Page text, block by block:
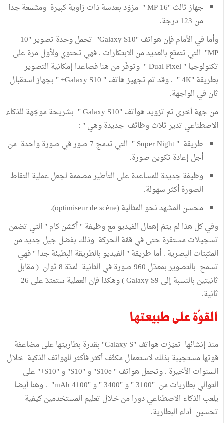
جهاز ثالث "16 MP " مزوّد بعدسة ذات زاوية كبيرة ومتّسعة جدا
من 123 درجة.
وأما في الأمام فإن هواتف "Galaxy S10" تحمل وحدة تصوير "10
MP" التي تتمتّع بالعديد من الابتكارات . فهي تحتوي ولأول مرة على
تكنولوجيا " Dual Pixel " وتوفّر من هنا فصاعدا إمكانية التصوير
بطريقة "4K " . وقد تم تجهيز هاتف " Galaxy S10+ " بجهاز استقبال
ثان في الواجهة.
من جهة أخرى تم تزويد هواتف "Galaxy S10 " بشريحة موجّهة للذكاء
الاصطناعي تدير ثلاث وظائف جديدة وهي " :
طريقة " Super Night " التي تدمج 7 صور في صورة واحدة من
أجل إعادة تكوين صورة.
وظيفة جديدة للمساعدة على التأطير مصممة لجعل عملية التقاط
الصورة أكثر سهولة.
محسن المشهد نحو المثالية (optimiseur de scène).
وفي كل هذا لم يتمّ إهمال الفيديو مع وظيفة " أكشن كام " التي تضمن
تسجيلات مستقرة حتى في قمّة الحركة وذلك بفضل جيل جديد من
المثبّتات البصرية . أما طريقة " الفيديو بالطريقة البطيئة جدا " فهي
تسمح بالتصوير بمعدّل 960 صورة في الثانية لمدّة 8 ثوان ( مقابل
ثانيتين بالنسبة إلى Galaxy S9 ) وهكذا فإن العملية ستمتدّ على 26
ثانية.
القوّة على طبيعتها
منذ إنشائها تميّزت هواتف "Galaxy S" بقدرة بطاريتها على مضاعفة
قوتها مستجيبة بذلك لاستعمال مكثّف أكثر فأكثر للهواتف الذكية خلال
السنوات الأخيرة . وتحمل هواتف " S10e" و "S10" و "S10+" على
التوالي بطاريات من "3100 " و "3400 " و "4100 mAh" . وهنا أيضا
يلعب الذكاء الاصطناعي دورا من خلال تعليم المستخدمين كيفية
تحسين أداء البطارية.